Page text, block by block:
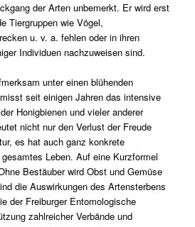
der Arten unbemerkt. Er wird erst
Tiergruppen wie Vögel,
u. v. a. fehlen oder in ihren
Individuen nachzuweisen sind.
unter einen blühenden
seit einigen Jahren das intensive
Honigbienen und vieler anderer
nicht nur den Verlust der Freude
es hat auch ganz konkrete
Leben. Auf eine Kurzformel
Bestäuber wird Obst und Gemüse
die Auswirkungen des Artensterbens
der Freiburger Entomologische
zahlreicher Verbände und